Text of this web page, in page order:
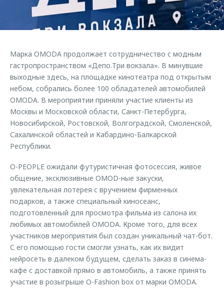
Страхование
Кредитный калькулятор
Одежда и сувениры
Оригинальные аксессуары
Запчасти
Трейд-ин
Калькулятор трейд-ин
Клиентская поддержка
O&J Автоклуб
Приложение O&J
Аксессуары
Одежда и сувениры
Оригинальные аксессуары
Запчасти
Обратная связь
Марка OMODA продолжает сотрудничество с модным
гастропространством «Депо.Три вокзала». В минувшие
выходные здесь, на площадке кинотеатра под открытым
небом, собрались более 100 обладателей автомобилей
OMODA. В мероприятии приняли участие клиенты из
Москвы и Московской области, Санкт-Петербурга,
Новосибирской, Ростовской, Волгоградской, Смоленской,
Сахалинской областей и Кабардино-Балкарской
Республики.
O-PEOPLE ожидали футуристичная фотосессия, живое
общение, эксклюзивные OMOD-ные закуски,
увлекательная лотерея с вручением фирменных
подарков, а также специальный киносеанс,
подготовленный для просмотра фильма из салона их
любимых автомобилей OMODA. Кроме того, для всех
участников мероприятия был создан уникальный чат-бот.
С его помощью гости смогли узнать, как их видит
нейросеть в далеком будущем, сделать заказ в синема-
кафе с доставкой прямо в автомобиль, а также принять
участие в розыгрыше O-Fashion box от марки OMODA.